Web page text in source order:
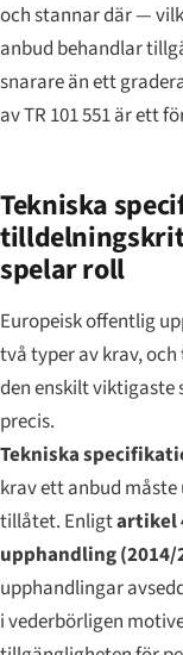
och stannar där —
anbud behandlar
snarare än ett
av TR 101 551 är ett
Tekniska
spelar roll
Europeisk offentlig
två typer av krav,
den enskilt viktigaste
precis.
Tekniska
krav ett anbud
tillåtet. Enligtartikel
upphandling (2014/
upphandlingar
i vederbörligen